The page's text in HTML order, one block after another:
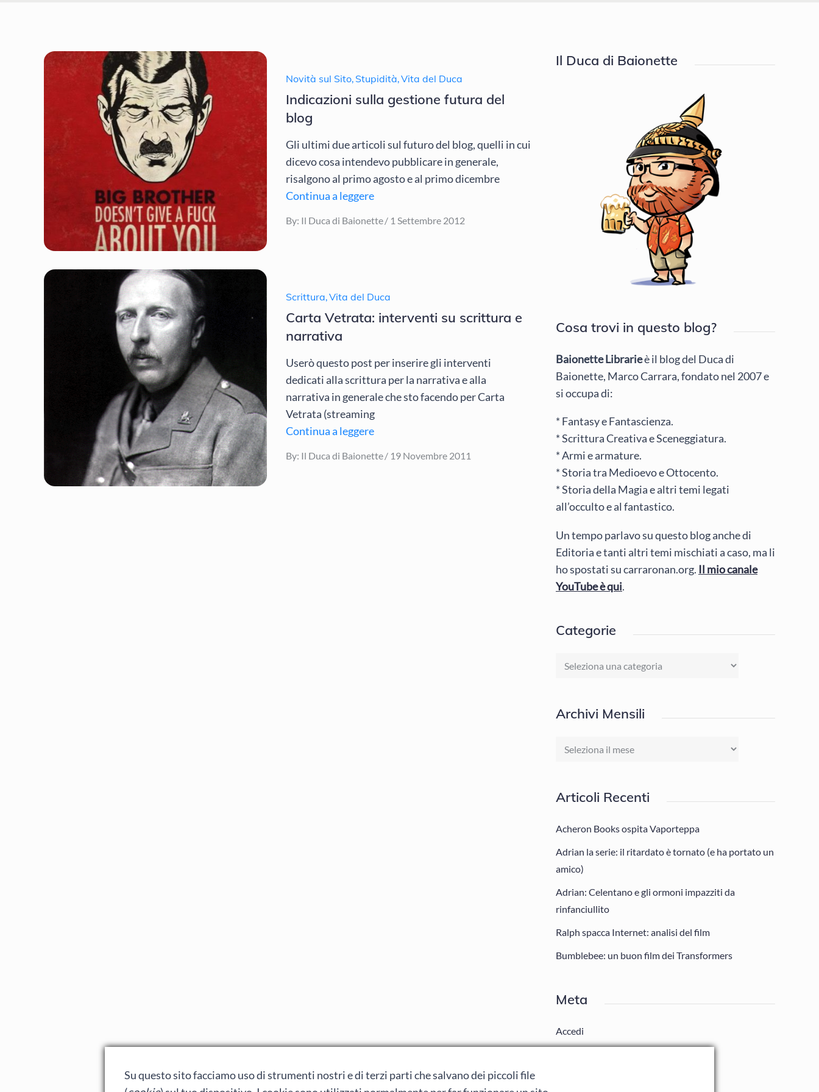
Novità sul Sito, Stupidità,Vita del Duca
Indicazioni sulla gestione futura del
blog
Gli ultimi due articoli sul futuro del blog, quelli in cui
dicevo cosa intendevo pubblicare in generale,
risalgono al primo agosto e al primo dicembre
Continua a leggere
By: Il Duca di Baionette
Posted
1 Settembre 2012
Scrittura,Vita del Duca
Carta Vetrata: interventi su scrittura e
narrativa
Userò questo post per inserire gli interventi
dedicati alla scrittura per la narrativa e alla
narrativa in generale che sto facendo per Carta
Vetrata (streaming
Continua a leggere
By: Il Duca di Baionette
Posted
19 Novembre 2011
Il Duca di Baionette
Cosa trovi in questo blog?
Baionette Librarieè il blog del Duca di
Baionette, Marco Carrara, fondato nel 2007 e
si occupa di:
* Fantasy e Fantascienza.
* Scrittura Creativa e Sceneggiatura.
* Armi e armature.
* Storia tra Medioevo e Ottocento.
* Storia della Magia e altri temi legati
all’occulto e al fantastico.
Un tempo parlavo su questo blog anche di
Editoria e tanti altri temi mischiati a caso, ma li
ho spostati su carraronan.org. Il mio canale
YouTube è qui.
Categorie
Categorie
Archivi Mensili
Archivi
Articoli Recenti
Acheron Books ospita Vaporteppa
Adrian la serie: il ritardato è tornato (e ha portato un
amico)
Adrian: Celentano e gli ormoni impazziti da
rinfanciullito
Ralph spacca Internet: analisi del film
Bumblebee: un buon film dei Transformers
Meta
Accedi
Su questo sito facciamo uso di strumenti nostri e di terzi parti che salvano dei piccoli file